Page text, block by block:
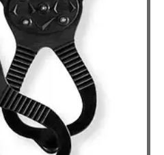
kan
gekozen
worden
op
de
productpagina